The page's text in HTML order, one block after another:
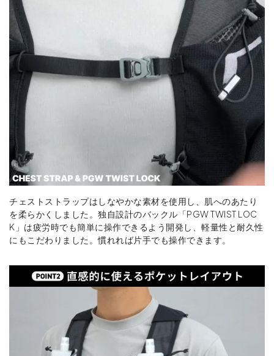
チェストストラップはしなやかな素材を使用し、肌へのあたり
を柔らかくしました。独自設計のバックル「PGW TWIST LOC
K」は疲労時でも簡単に操作できるよう開発し、軽量性と耐久性
にもこだわりました。慣れれば片手でも操作できます。